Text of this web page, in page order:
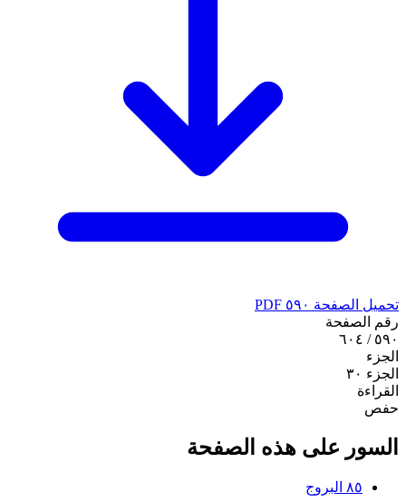
تحميل الصفحة ٥٩٠ PDF
رقم الصفحة
٥٩٠ / ٦٠٤
الجزء
الجزء ٣٠
القراءة
حفص
السور على هذه الصفحة
٨٥ البروج